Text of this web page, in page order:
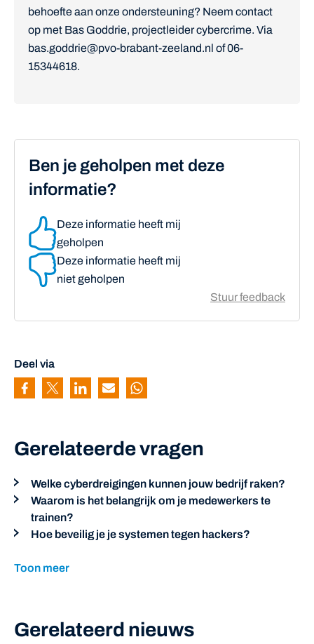
behoefte aan onze ondersteuning? Neem contact
op met Bas Goddrie, projectleider cybercrime. Via
bas.goddrie@pvo-brabant-zeeland.nl of 06-
15344618.
Ben je geholpen met deze
informatie?
Deze informatie heeft mij
geholpen
Deze informatie heeft mij
niet geholpen
Stuur feedback
Deel via
Pagina delen via Facebook
Pagina delen via Twitter
Pagina delen via Linkedin
Pagina delen via Mail
Pagina delen via Whatsapp
Gerelateerde vragen
Welke cyberdreigingen kunnen jouw bedrijf raken?
Waarom is het belangrijk om je medewerkers te
trainen?
Hoe beveilig je je systemen tegen hackers?
Toon meer
Gerelateerd nieuws